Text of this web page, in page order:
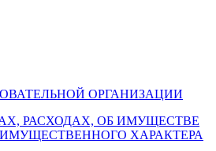
ОРГАНИЗАЦИИ
РАСХОДАХ, ОБ ИМУЩЕСТВЕ
ХАРАКТЕРА